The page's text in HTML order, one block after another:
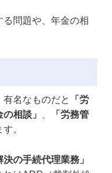
問題や、年金の相
名なものだと
「労
の相談」
「労務管
。
決の手続代理業務」